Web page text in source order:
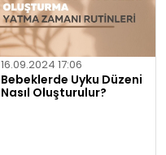
16.09.2024 17:06
Bebeklerde Uyku Düzeni
Nasıl Oluşturulur?